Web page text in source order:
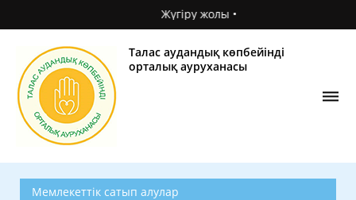
Жүгіру жолы •
Талас аудандық көпбейінді
орталық ауруханасы
Мемлекеттік сатып алулар